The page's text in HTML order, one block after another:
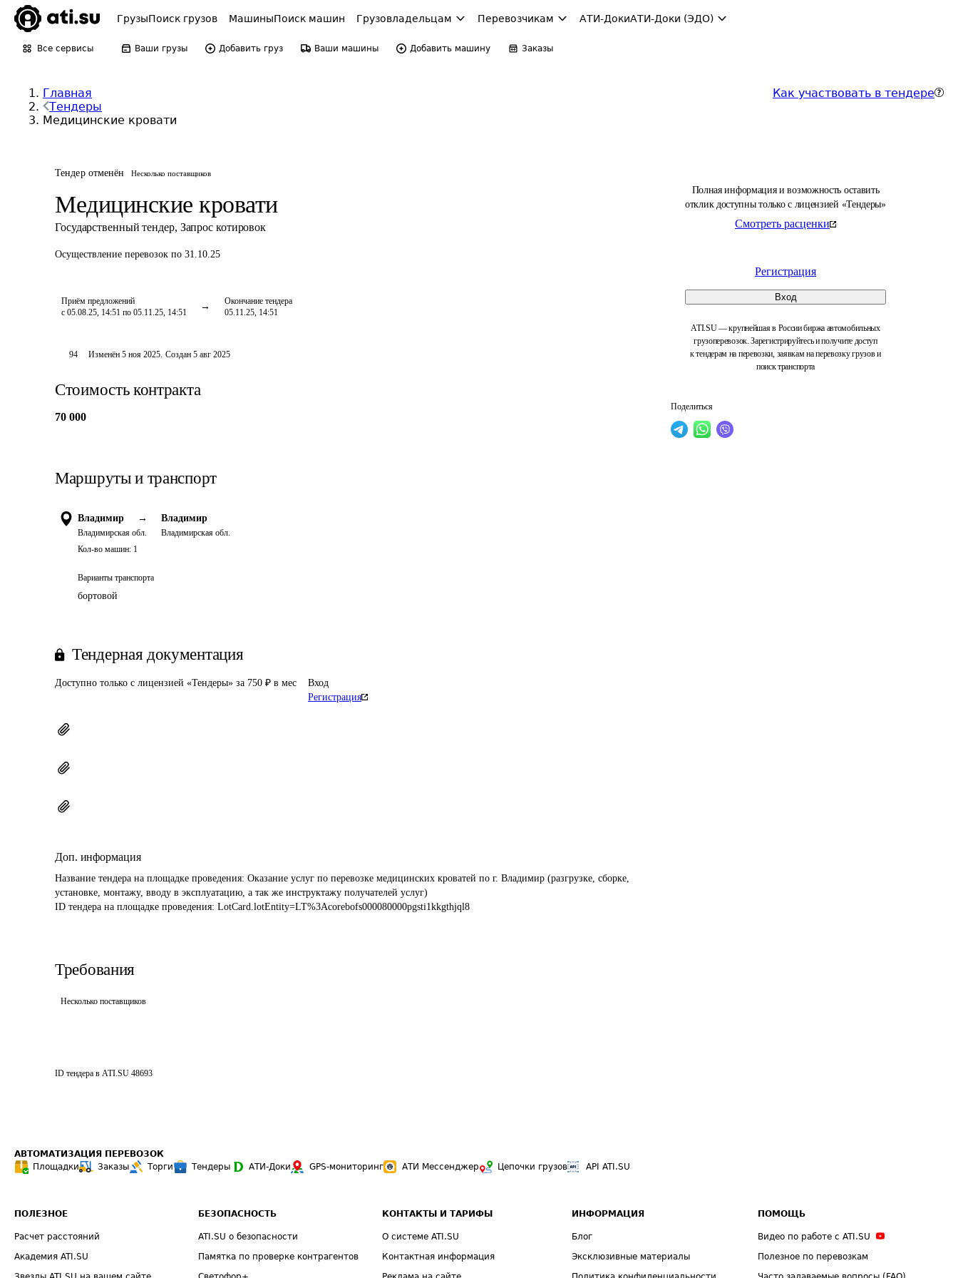
ГрузыПоиск грузов МашиныПоиск машин Грузовладельцам Перевозчикам АТИ-ДокиАТИ-Доки (ЭДО)
Все сервисы Ваши грузы Добавить груз Ваши машины Добавить машину Заказы
Главная
Тендеры
Медицинские кровати
Как участвовать в тендере
Тендер отменён Несколько поставщиков
Медицинские кровати
Государственный тендер, Запрос котировок
Осуществление перевозок по 31.10.25
Приём предложений
с 05.08.25, 14:51 по 05.11.25, 14:51
Окончание тендера
05.11.25, 14:51
Полная информация и возможность оставить
отклик доступны только с лицензией «Тендеры»
Смотреть расценки
Регистрация
Вход
ATI.SU — крупнейшая в России биржа автомобильных
грузоперевозок. Зарегистрируйтесь и получите доступ
к тендерам на перевозки, заявкам на перевозку грузов и
поиск транспорта
Поделиться
94 Изменён5 ноя 2025. Создан 5 авг 2025
Стоимость контракта
70 000
Маршруты и транспорт
Владимир →
Владимирская обл.
Владимир
Владимирская обл.
Кол-во машин: 1
Варианты транспорта
бортовой
Тендерная документация
Доступно только с лицензией «Тендеры» за 750 ₽ в мес
Вход
Регистрация
Доп. информация
Название тендера на площадке проведения: Оказание услуг по перевозке медицинских кроватей по г. Владимир (разгрузке, сборке,
установке, монтажу, вводу в эксплуатацию, а так же инструктажу получателей услуг)
ID тендера на площадке проведения: LotCard.lotEntity=LT%3Acorebofs000080000pgsti1kkgthjql8
Требования
Несколько поставщиков
ID тендера в ATI.SU 48693
АВТОМАТИЗАЦИЯ ПЕРЕВОЗОК
Площадки
Заказы Торги Тендеры АТИ-Доки GPS-мониторинг АТИ Мессенджер Цепочки грузов API ATI.SU
ПОЛЕЗНОЕ
Расчет расстояний
Академия ATI.SU
БЕЗОПАСНОСТЬ
ATI.SU о безопасности
Памятка по проверке контрагентов
КОНТАКТЫ И ТАРИФЫ
О системе ATI.SU
Контактная информация
ИНФОРМАЦИЯ
Блог
Эксклюзивные материалы
ПОМОЩЬ
Видео по работе с ATI.SU
Полезное по перевозкам